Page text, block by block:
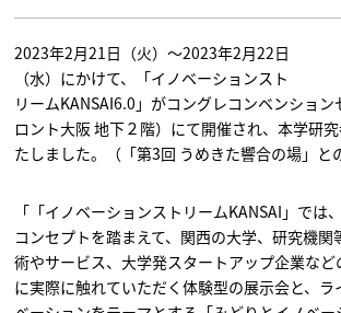
2023年2月21日（火）～2023年2月22日
（水）にかけて、「イノベーションスト
リームKANSAI6.0」がコングレコンベンショ
ロント大阪 地下２階）にて開催され、本学研
たしました。（「第3回 うめきた響合の場」と
「「イノベーションストリームKANSAI」では
コンセプトを踏まえて、関西の大学、研究機関
術やサービス、大学発スタートアップ企業な
に実際に触れていただく体験型の展示会と、ラ